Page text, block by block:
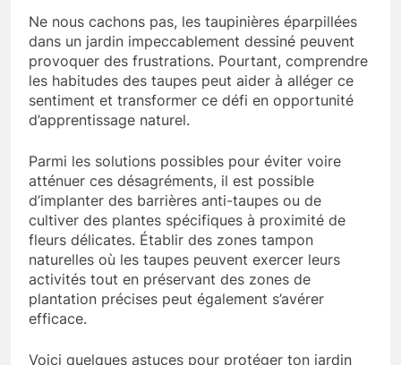
Ne nous cachons pas, les taupinières éparpillées
dans un jardin impeccablement dessiné peuvent
provoquer des frustrations. Pourtant, comprendre
les habitudes des taupes peut aider à alléger ce
sentiment et transformer ce défi en opportunité
d’apprentissage naturel.
Parmi les solutions possibles pour éviter voire
atténuer ces désagréments, il est possible
d’implanter des barrières anti-taupes ou de
cultiver des plantes spécifiques à proximité de
fleurs délicates. Établir des zones tampon
naturelles où les taupes peuvent exercer leurs
activités tout en préservant des zones de
plantation précises peut également s’avérer
efficace.
Voici quelques astuces pour protéger ton jardin